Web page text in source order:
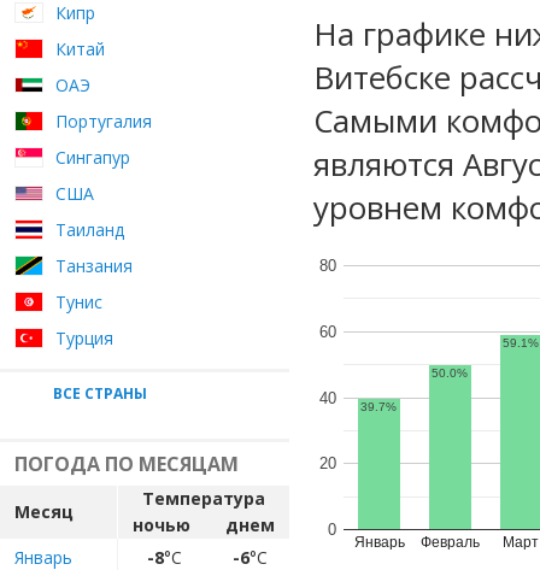
Кипр
Китай
ОАЭ
Португалия
Сингапур
США
Таиланд
Танзания
Тунис
Турция
ВСЕ СТРАНЫ
ПОГОДА ПО МЕСЯЦАМ
Месяц
Температура
ночью
днем
Январь
-8°C -6°C
На графике
Витебске
Самыми
являются
уровнем
Январь Февраль Март
0
20
40
60
80
39.7%
50.0%
59.1%